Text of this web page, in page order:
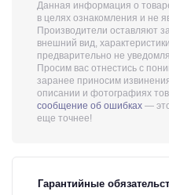
Данная информация о
в целях ознакомления и не
Производители оставляют
внешний вид,
предварительно не
Просим вас отнестись с
заранее приносим
описании и фотографиях
сообщение об ошибках —
еще точнее!
Гарантийные